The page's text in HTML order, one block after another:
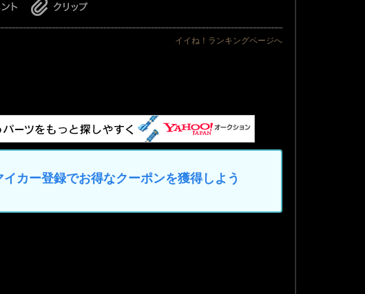
イイね！ランキングページへ
カー登録でお得なクーポンを獲得しよう